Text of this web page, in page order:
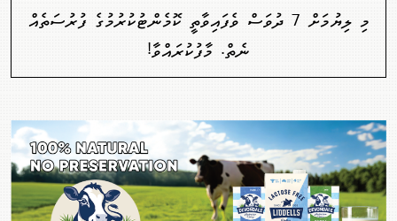
މި ލިޔުމަށް 7 ދުވަސް ވެފައިވާތީ ކޮމެންޓުކުރުމުގެ ފުރުސަތެއް
ނެތް. މާފުކުރައްވާ!